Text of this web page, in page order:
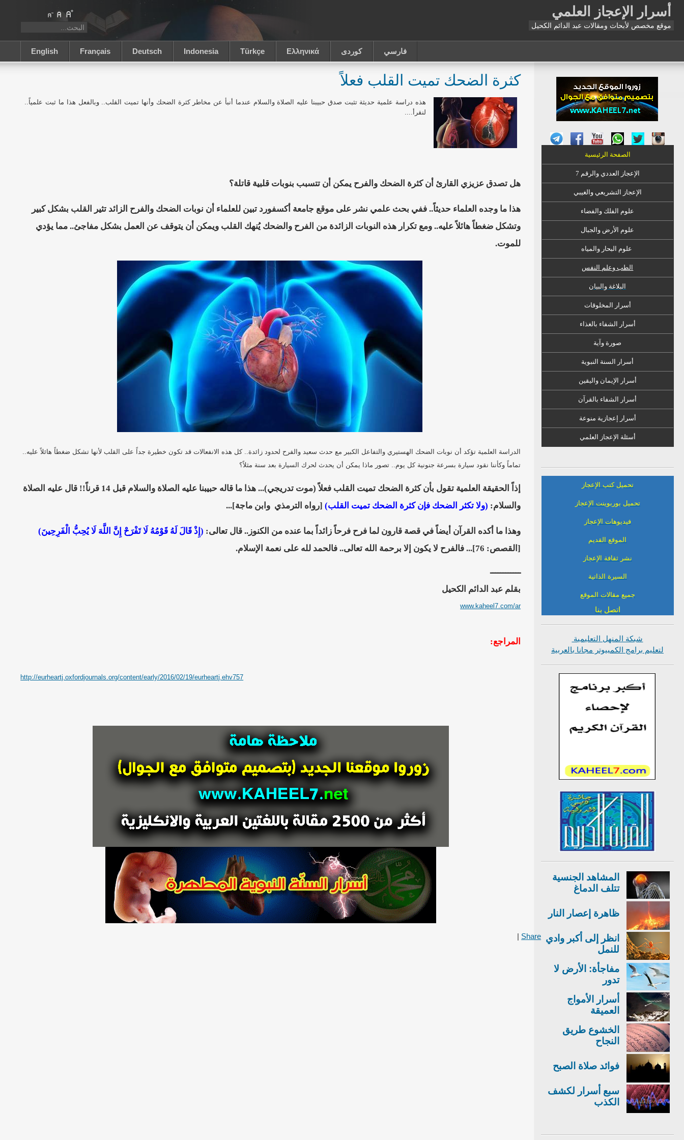
أسرار الإعجاز العلمي
موقع مخصص لأبحاث ومقالات عبد الدائم الكحيل
English Français Deutsch Indonesia Türkçe Ελληνικά كوردى فارسي
كثرة الضحك تميت القلب فعلاً
هذه دراسة علمية حديثة تثبت صدق حبيبنا عليه الصلاة والسلام عندما أنبأ عن مخاطر كثرة الضحك وأنها تميت القلب.. وبالفعل هذا ما ثبت علمياً..
لنقرأ....
هل تصدق عزيزي القارئ أن كثرة الضحك والفرح يمكن أن تتسبب بنوبات قلبية قاتلة؟
هذا ما وجده العلماء حديثاً.. ففي بحث علمي نشر على موقع جامعة أكسفورد تبين للعلماء أن نوبات الضحك والفرح الزائد تثير القلب بشكل كبير
وتشكل ضغطاً هائلاً عليه.. ومع تكرار هذه النوبات الزائدة من الفرح والضحك يُنهك القلب ويمكن أن يتوقف عن العمل بشكل مفاجئ.. مما يؤدي
للموت.
الدراسة العلمية تؤكد أن نوبات الضحك الهستيري والتفاعل الكبير مع حدث سعيد والفرح لحدود زائدة.. كل هذه الانفعالات قد تكون خطيرة جداً على القلب لأنها تشكل ضغطاً هائلاً عليه..
تماماً وكأننا نقود سيارة بسرعة جنونية كل يوم.. تصور ماذا يمكن أن يحدث لحرك السيارة بعد سنة مثلاً؟
إذاً الحقيقة العلمية تقول بأن كثرة الضحك تميت القلب فعلاً (موت تدريجي)... هذا ما قاله حبيبنا عليه الصلاة والسلام قبل 14 قرناً!! قال عليه الصلاة
والسلام: (ولا تكثر الضحك فإن كثرة الضحك تميت القلب)[رواه الترمذي وابن ماجة]...
وهذا ما أكده القرآن أيضاً في قصة قارون لما فرح فرحاً زائداً بما عنده من الكنوز.. قال تعالى: (إِذْ قَالَ لَهُ قَوْمُهُ لَا تَفْرَحْ إِنَّ اللَّهَ لَا يُحِبُّ الْفَرِحِينَ)
[القصص: 76]... فالفرح لا يكون إلا برحمة الله تعالى.. فالحمد لله على نعمة الإسلام.
ــــــــــــ
بقلم عبد الدائم الكحيل
www.kaheel7.com/ar
المراجع:
http://eurheartj.oxfordjournals.org/content/early/2016/02/19/eurheartj.ehv757
Share
|
الصفحة الرئيسية
الإعجاز العددي والرقم 7
الإعجاز التشريعي والغيبي
علوم الفلك والفضاء
علوم الأرض والجبال
علوم البحار والمياه
الطب وعلم النفس
البلاغة والبيان
أسرار المخلوقات
أسرار الشفاء بالغذاء
صورة وآية
أسرار السنة النبوية
أسرار الإيمان واليقين
أسرار الشفاء بالقرآن
أسرار إعجازية منوعة
أسئلة الإعجاز العلمي
تحميل كتب الإعجاز
تحميل بوربوينت الإعجاز
فيديوهات الإعجاز
الموقع القديم
نشر ثقافة الإعجاز
السيرة الذاتية
جميع مقالات الموقع
اتصل بنا
شبكة المنهل التعليمية
لتعليم برامج الكمبيوتر مجانا بالعربية
المشاهد الجنسية
تتلف الدماغ
ظاهرة إعصار النار
انظر إلى أكبر وادي
للنمل
مفاجأة: الأرض لا
تدور
أسرار الأمواج
العميقة
الخشوع طريق
النجاح
فوائد صلاة الصبح
سبع أسرار لكشف
الكذب